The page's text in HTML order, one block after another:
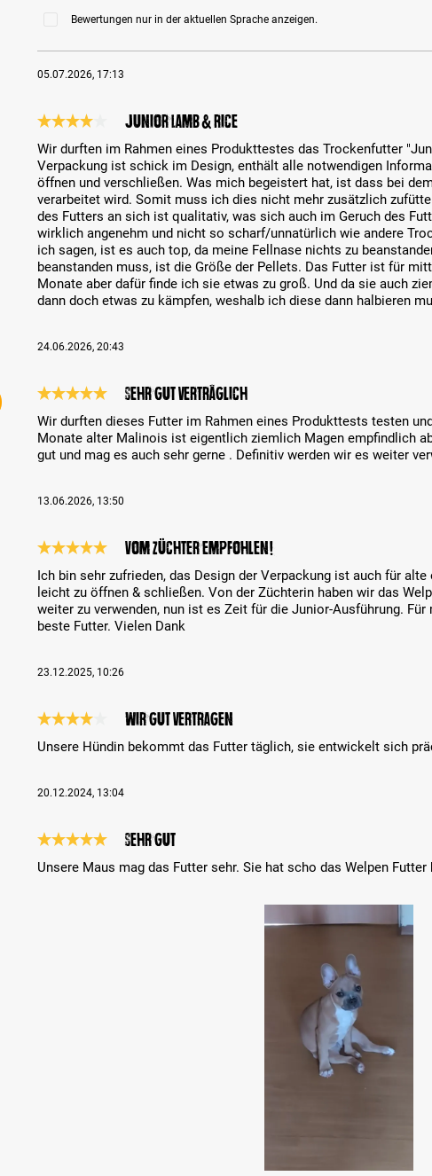
Bewertungen nur in der aktuellen Sprache anzeigen.
05.07.2026, 17:13
Junior Lamb & Rice
Wir durften im Rahmen eines Produkttestes das Trockenfutter
Verpackung ist schick im Design, enthält alle notwendigen
öffnen und verschließen. Was mich begeistert hat, ist dass bei
verarbeitet wird. Somit muss ich dies nicht mehr zusätzlich
des Futters an sich ist qualitativ, was sich auch im Geruch des
wirklich angenehm und nicht so scharf/unnatürlich wie andere
ich sagen, ist es auch top, da meine Fellnase nichts zu
beanstanden muss, ist die Größe der Pellets. Das Futter ist für
Monate aber dafür finde ich sie etwas zu groß. Und da sie auch
dann doch etwas zu kämpfen, weshalb ich diese dann halbieren
24.06.2026, 20:43
Sehr gut verträglich
Wir durften dieses Futter im Rahmen eines Produkttests testen
Monate alter Malinois ist eigentlich ziemlich Magen empfindlich
gut und mag es auch sehr gerne . Definitiv werden wir es weiter
13.06.2026, 13:50
Vom Züchter empfohlen!
Ich bin sehr zufrieden, das Design der Verpackung ist auch für
leicht zu öffnen & schließen. Von der Züchterin haben wir das
weiter zu verwenden, nun ist es Zeit für die Junior-Ausführung.
beste Futter. Vielen Dank
23.12.2025, 10:26
Wir gut vertragen
Unsere Hündin bekommt das Futter täglich, sie entwickelt sich
20.12.2024, 13:04
Sehr gut
Unsere Maus mag das Futter sehr. Sie hat scho das Welpen Futter